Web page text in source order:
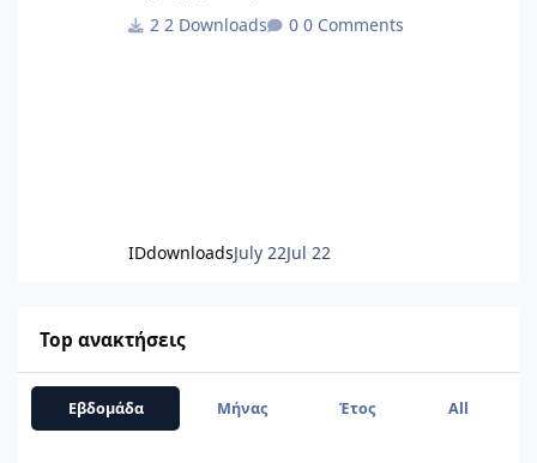
2 Downloads
0 Comments
IDdownloadsJuly 22Jul 22
Top ανακτήσεις
Εβδομάδα Μήνας Έτος All